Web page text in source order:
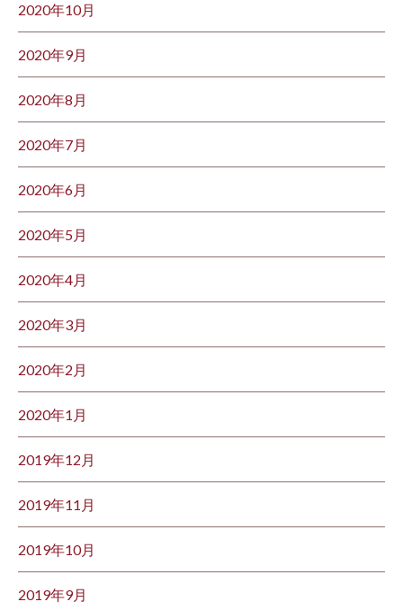
2020年10月
2020年9月
2020年8月
2020年7月
2020年6月
2020年5月
2020年4月
2020年3月
2020年2月
2020年1月
2019年12月
2019年11月
2019年10月
2019年9月